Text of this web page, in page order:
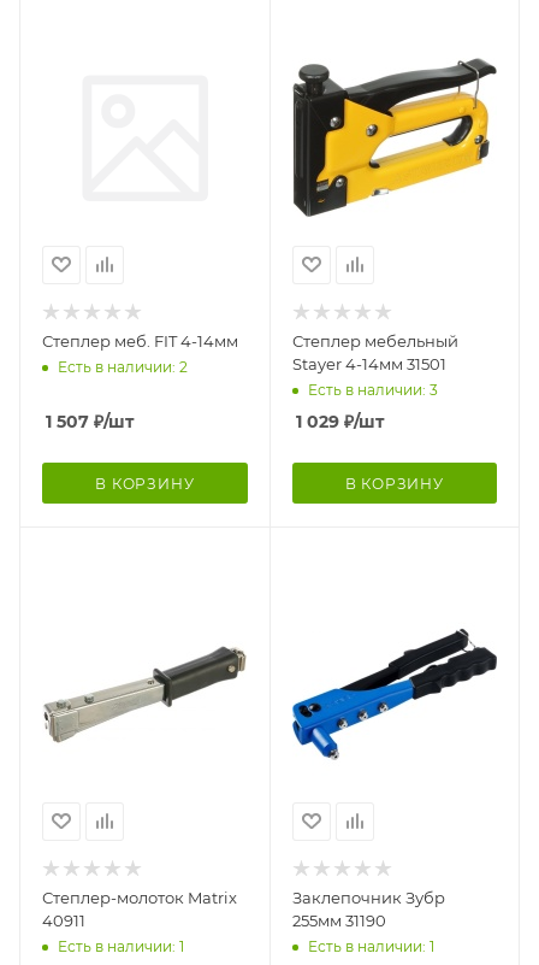
Степлер меб. FIT 4-14мм
Есть в наличии: 2
1 507 ₽/шт
В КОРЗИНУ
Степлер мебельный
Stayer 4-14мм 31501
Есть в наличии: 3
1 029₽/шт
В КОРЗИНУ
Степлер-молоток Matrix
40911
Есть в наличии: 1
Заклепочник Зубр
255мм 31190
Есть в наличии: 1